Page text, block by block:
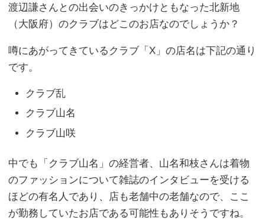
渡辺謙さんとの出会いのきっかけともなった北新地
（大阪府）のクラブはどこのお店なのでしょうか？
噂にあがってきているクラブ「X」の店名は下記の通り
です。
クラブ乱
クラブ山名
クラブ山咲
中でも「クラブ山名」の経営者、山名和枝さんは着物
のファッションについて雑誌のインタビューを受ける
ほどの有名人であり、店も老舗中の老舗なので、ここ
が勤務していたお店である可能性もありそうですね。